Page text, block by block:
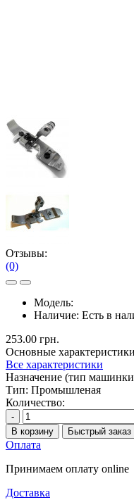
Отзывы:
(0)
Модель:
Наличие: Есть в
253.00 грн.
Основные характеристики
Все характеристики
Назначение (тип
Тип: Промышленая
Количество:
-
В корзину
Быстрый заказ
Оплата
Принимаем оплату online
Доставка